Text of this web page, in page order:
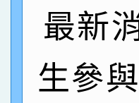
名
倩參加
名 指
賀！本
園市英
賀！本
最新
生參